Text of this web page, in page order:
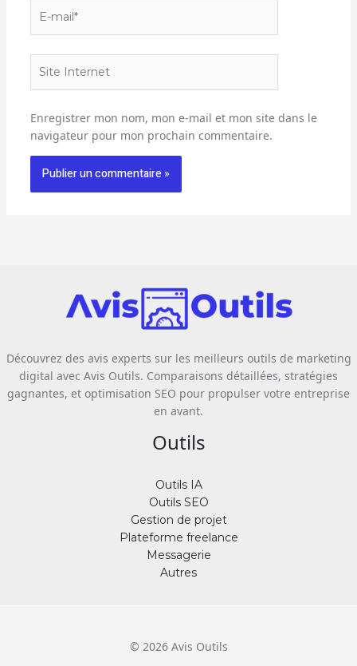
mail*
Internet
Enregistrer mon nom, mon e-mail et mon site dans le
navigateur pour mon prochain commentaire.
Découvrez des avis experts sur les meilleurs outils de marketing
digital avec Avis Outils. Comparaisons détaillées, stratégies
gagnantes, et optimisation SEO pour propulser votre entreprise
en avant.
Outils
Outils IA
Outils SEO
Gestion de projet
Plateforme freelance
Messagerie
Autres
© 2026 Avis Outils